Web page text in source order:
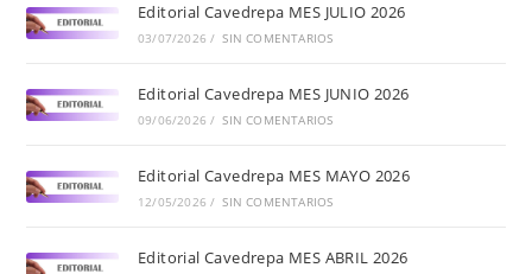
Editorial Cavedrepa MES JULIO 2026
03/07/2026 / SIN COMENTARIOS
Editorial Cavedrepa MES JUNIO 2026
09/06/2026 / SIN COMENTARIOS
Editorial Cavedrepa MES MAYO 2026
12/05/2026 / SIN COMENTARIOS
Editorial Cavedrepa MES ABRIL 2026